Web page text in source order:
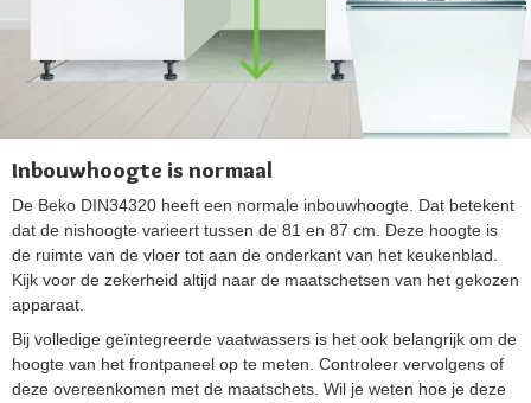
Inbouwhoogte is normaal
De Beko DIN34320 heeft een normale inbouwhoogte. Dat betekent
dat de nishoogte varieert tussen de 81 en 87 cm. Deze hoogte is
de ruimte van de vloer tot aan de onderkant van het keukenblad.
Kijk voor de zekerheid altijd naar de maatschetsen van het gekozen
apparaat.
Bij volledige geïntegreerde vaatwassers is het ook belangrijk om de
hoogte van het frontpaneel op te meten. Controleer vervolgens of
deze overeenkomen met de maatschets. Wil je weten hoe je deze